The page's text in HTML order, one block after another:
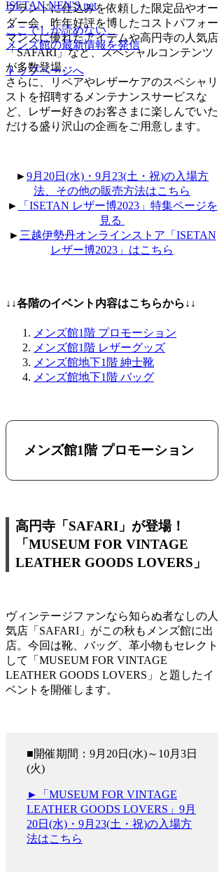
ブランドに仕込みを依頼した限定品やオー
ダー会、昨年好評を博したコストパフォー
マンスに優れたアイテムや高円寺の人気店
「SAFARI」など、スペシャルコンテンツ
が多数登場。
さらに、リペアやレザーケアのスペシャリ
ストを招聘するメンテナンスサービスな
ど、レザー好きのお客さまに楽しんでいた
だける盛り沢山の企画をご用意します。
►9月20日(水)・9月23(土・祝)の入場方
法、その他の販売方法はこちら
►
「ISETAN レザー博2023」特集ページを
見る
► 三越伊勢丹オンラインストア「ISETAN
レザー博2023」はこちら
↓↓各階のイベント内容はこちらから↓↓
メンズ館1階 プロモーション
メンズ館1階 レザーグッズ
メンズ館地下1階 紳士靴
メンズ館地下1階 バッグ
メンズ館1階 プロモーション
高円寺「SAFARI」が登場！
「MUSEUM FOR VINTAGE
LEATHER GOODS LOVERS」
ヴィンテージファンなら知らぬ者なしの人
気店「SAFARI」がこの秋もメンズ館に出
店。今回は靴、バッグ、革小物もセレクト
して「MUSEUM FOR VINTAGE
LEATHER GOODS LOVERS」と題したイ
ベントを開催します。
■開催期間：9月20日(水)～10月3日
(火)
►「MUSEUM FOR VINTAGE
LEATHER GOODS LOVERS」9月
20日(水)・9月23(土・祝)の入場方
法はこちら
ここでしか読めない、
メンズ館の最新情報を発信
トップページへ